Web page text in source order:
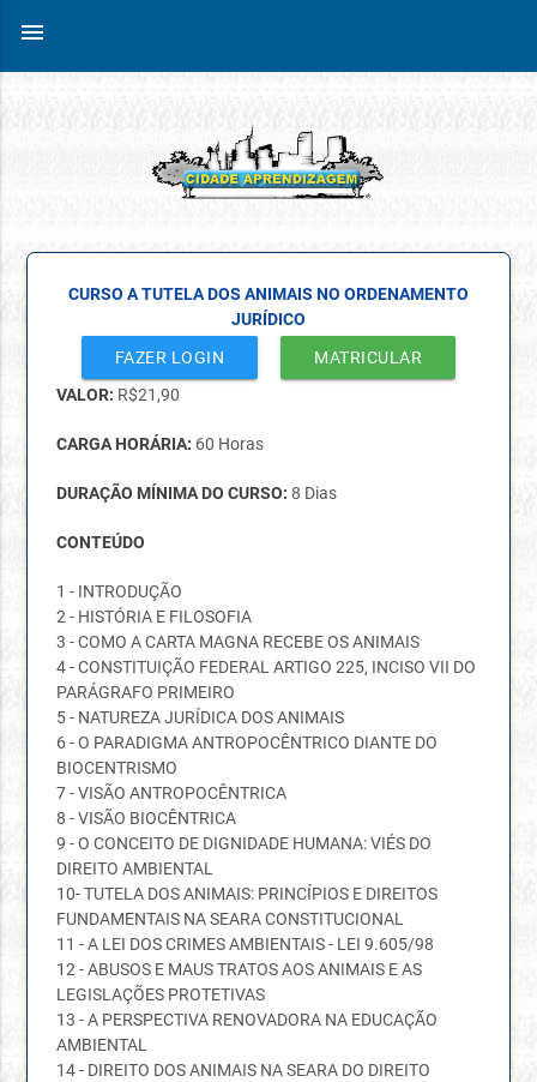
menu
CURSO A TUTELA DOS ANIMAIS NO ORDENAMENTO
JURÍDICO
FAZER LOGIN
MATRICULAR
VALOR: R$21,90
CARGA HORÁRIA: 60 Horas
DURAÇÃO MÍNIMA DO CURSO:8 Dias
CONTEÚDO
1 - INTRODUÇÃO
2 - HISTÓRIA E FILOSOFIA
3 - COMO A CARTA MAGNA RECEBE OS ANIMAIS
4 - CONSTITUIÇÃO FEDERAL ARTIGO 225, INCISO VII DO
PARÁGRAFO PRIMEIRO
5 - NATUREZA JURÍDICA DOS ANIMAIS
6 - O PARADIGMA ANTROPOCÊNTRICO DIANTE DO
BIOCENTRISMO
7 - VISÃO ANTROPOCÊNTRICA
8 - VISÃO BIOCÊNTRICA
9 - O CONCEITO DE DIGNIDADE HUMANA: VIÉS DO
DIREITO AMBIENTAL
10- TUTELA DOS ANIMAIS: PRINCÍPIOS E DIREITOS
FUNDAMENTAIS NA SEARA CONSTITUCIONAL
11 - A LEI DOS CRIMES AMBIENTAIS - LEI 9.605/98
12 - ABUSOS E MAUS TRATOS AOS ANIMAIS E AS
LEGISLAÇÕES PROTETIVAS
13 - A PERSPECTIVA RENOVADORA NA EDUCAÇÃO
AMBIENTAL
14 - DIREITO DOS ANIMAIS NA SEARA DO DIREITO